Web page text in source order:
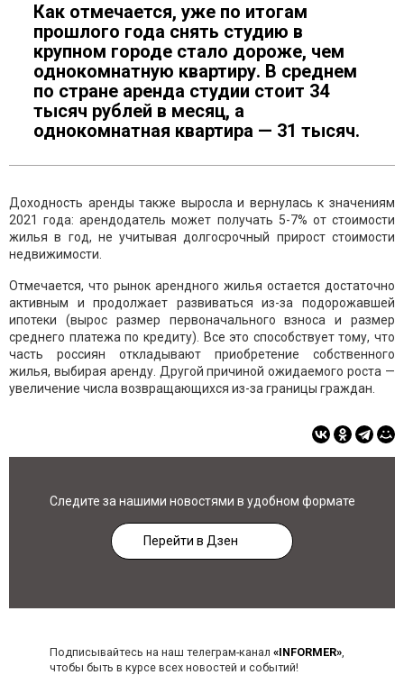
Как отмечается, уже по итогам
прошлого года снять студию в
крупном городе стало дороже, чем
однокомнатную квартиру. В среднем
по стране аренда студии стоит 34
тысяч рублей в месяц, а
однокомнатная квартира — 31 тысяч.
Доходность аренды также выросла и вернулась к значениям
2021 года: арендодатель может получать 5-7% от стоимости
жилья в год, не учитывая долгосрочный прирост стоимости
недвижимости.
Отмечается, что рынок арендного жилья остается достаточно
активным и продолжает развиваться из-за подорожавшей
ипотеки (вырос размер первоначального взноса и размер
среднего платежа по кредиту). Все это способствует тому, что
часть россиян откладывают приобретение собственного
жилья, выбирая аренду. Другой причиной ожидаемого роста —
увеличение числа возвращающихся из-за границы граждан.
Следите за нашими новостями в удобном формате
Перейти в Дзен
Подписывайтесь на наш телеграм-канал «INFORMER»,
чтобы быть в курсе всех новостей и событий!